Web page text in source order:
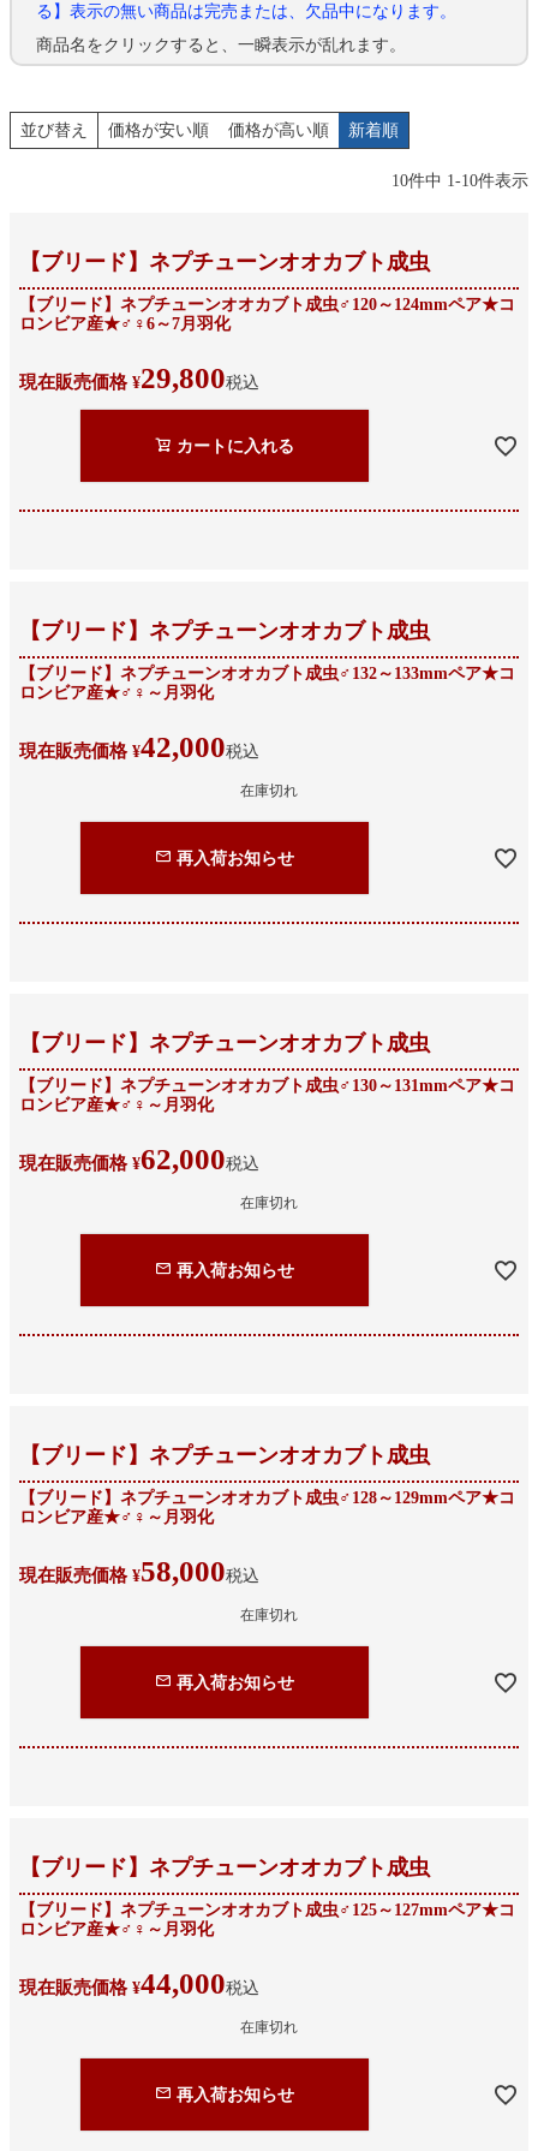
る】表示の無い商品は完売または、欠品中になります。
商品名をクリックすると、一瞬表示が乱れます。
並び替え 価格が安い順 価格が高い順 新着順
10件中 1-10件表示
【ブリード】ネプチューンオオカブト成虫
【ブリード】ネプチューンオオカブト成虫♂120～124mmペア★コ
ロンビア産★♂♀6～7月羽化
現在販売価格 ¥29,800税込
カートに入れる
【ブリード】ネプチューンオオカブト成虫
【ブリード】ネプチューンオオカブト成虫♂132～133mmペア★コ
ロンビア産★♂♀～月羽化
現在販売価格 ¥42,000税込
在庫切れ
再入荷お知らせ
【ブリード】ネプチューンオオカブト成虫
【ブリード】ネプチューンオオカブト成虫♂130～131mmペア★コ
ロンビア産★♂♀～月羽化
現在販売価格 ¥62,000税込
在庫切れ
再入荷お知らせ
【ブリード】ネプチューンオオカブト成虫
【ブリード】ネプチューンオオカブト成虫♂128～129mmペア★コ
ロンビア産★♂♀～月羽化
現在販売価格 ¥58,000税込
在庫切れ
再入荷お知らせ
【ブリード】ネプチューンオオカブト成虫
【ブリード】ネプチューンオオカブト成虫♂125～127mmペア★コ
ロンビア産★♂♀～月羽化
現在販売価格 ¥44,000税込
在庫切れ
再入荷お知らせ